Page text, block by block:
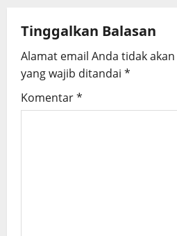
v
i
g
Tinggalkan Balasan
Alamat email Anda tidak
yang wajib ditandai *
Komentar*